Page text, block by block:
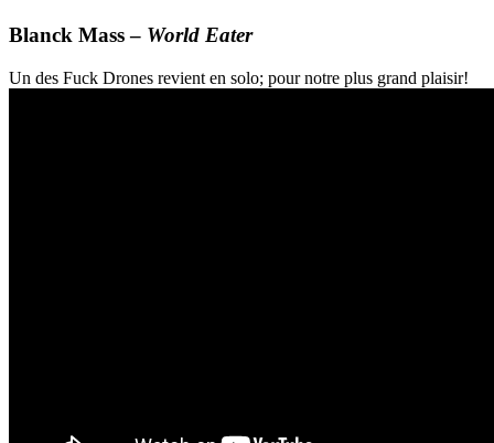
Blanck Mass – World Eater
Un des Fuck Drones revient en solo; pour notre plus grand plaisir!